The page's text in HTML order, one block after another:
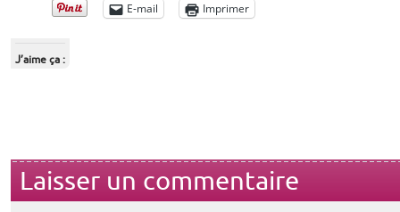
E-mail Imprimer
J’aime ça :
Laisser un commentaire